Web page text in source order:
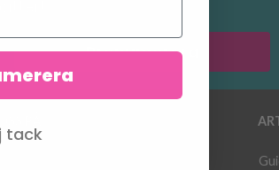
Prenumerera
tack